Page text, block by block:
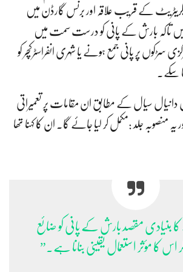
سیکریٹریٹ کے قریب علاقہ اور برنس گارڈن میں
تاکہ بارش کے پانی کو درست سمت میں
سڑکوں پر پانی جمع ہونے یا شہری انفراسٹرکچر کو
سکے۔
سیال کے مطابق ان مقامات پر تعمیراتی
منصوبہ جلد :مکمل کر لیا جائے گا۔ ان کا کہنا تھا
بنیادی مقصد بارش کے پانی کو ضائع
کا مؤثر استعمال یقینی بنانا ہے۔”